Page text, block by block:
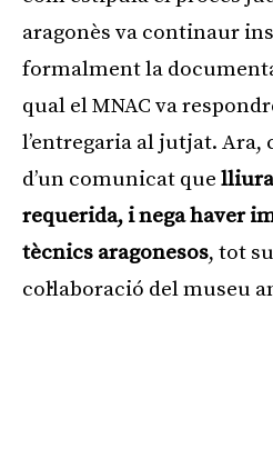
aragonès va continaur
formalment la
qual el MNAC va
l’entregaria al jutjat. Ara,
d’un comunicat que
requerida, i nega haver
tècnics aragonesos, tot
col·laboració del museu